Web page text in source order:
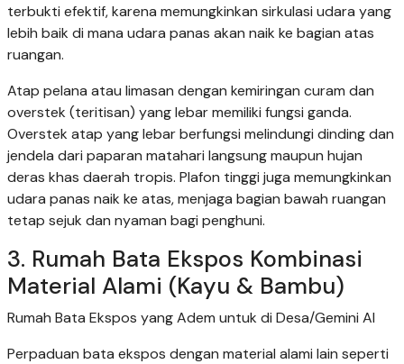
terbukti efektif, karena memungkinkan sirkulasi udara yang
lebih baik di mana udara panas akan naik ke bagian atas
ruangan.
Atap pelana atau limasan dengan kemiringan curam dan
overstek (teritisan) yang lebar memiliki fungsi ganda.
Overstek atap yang lebar berfungsi melindungi dinding dan
jendela dari paparan matahari langsung maupun hujan
deras khas daerah tropis. Plafon tinggi juga memungkinkan
udara panas naik ke atas, menjaga bagian bawah ruangan
tetap sejuk dan nyaman bagi penghuni.
3. Rumah Bata Ekspos Kombinasi
Material Alami (Kayu & Bambu)
Rumah Bata Ekspos yang Adem untuk di Desa/Gemini AI
Perpaduan bata ekspos dengan material alami lain seperti